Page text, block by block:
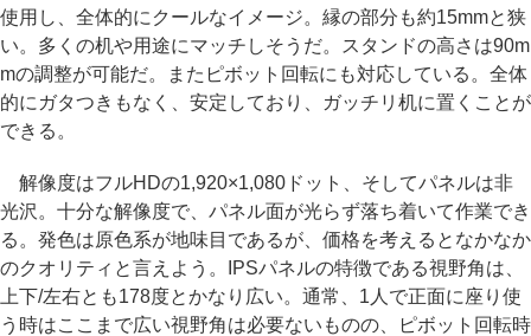
使用し、全体的にクールなイメージ。縁の部分も約15mmと狭
い。多くの机や用途にマッチしそうだ。スタンドの高さは90m
mの調整が可能だ。またピボット回転にも対応している。全体
的にガタつきもなく、安定しており、ガッチリ机に置くことが
できる。
解像度はフルHDの1,920×1,080ドット、そしてパネルは非
光沢。十分な解像度で、パネル面が光らず落ち着いて作業でき
る。発色は原色系が地味目であるが、価格を考えるとなかなか
のクオリティと言えよう。IPSパネルの特徴である視野角は、
上下/左右とも178度とかなり広い。通常、1人で正面に座り使
う時はここまで広い視野角は必要ないものの、ピボット回転時